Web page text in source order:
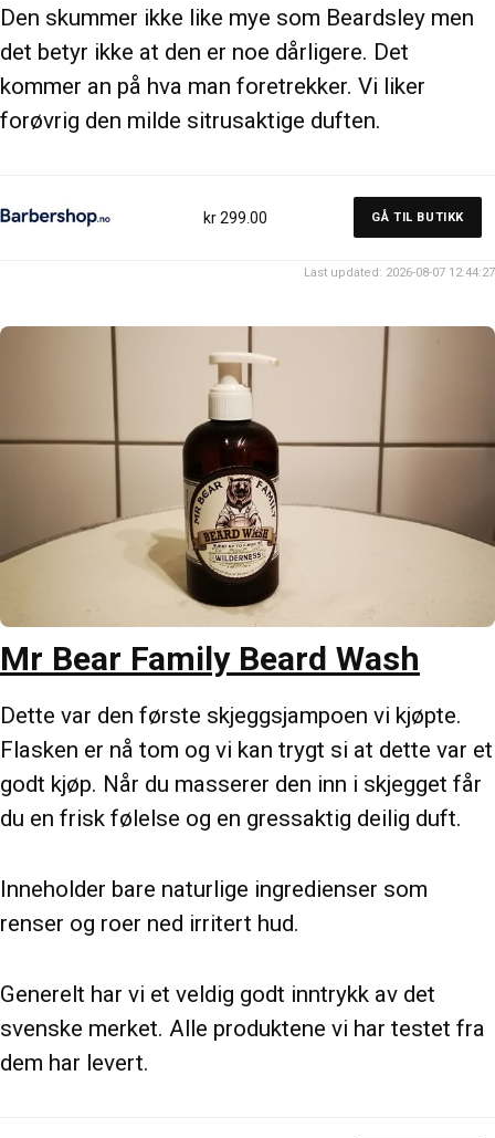
Den skummer ikke like mye som Beardsley men
det betyr ikke at den er noe dårligere. Det
kommer an på hva man foretrekker. Vi liker
forøvrig den milde sitrusaktige duften.
kr 299.00 GÅ TIL BUTIKK
Last updated: 2026-08-07 12:44:27
Mr Bear Family Beard Wash
Dette var den første skjeggsjampoen vi kjøpte.
Flasken er nå tom og vi kan trygt si at dette var et
godt kjøp. Når du masserer den inn i skjegget får
du en frisk følelse og en gressaktig deilig duft.
Inneholder bare naturlige ingredienser som
renser og roer ned irritert hud.
Generelt har vi et veldig godt inntrykk av det
svenske merket. Alle produktene vi har testet fra
dem har levert.